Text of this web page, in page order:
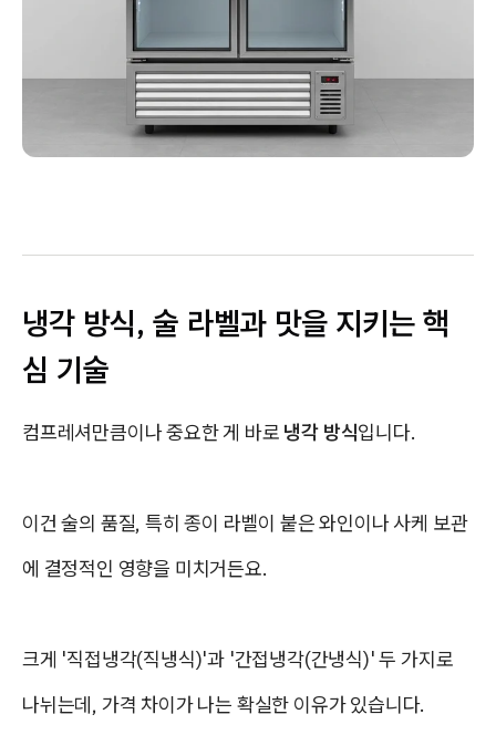
냉각 방식, 술 라벨과 맛을 지키는 핵
심 기술
컴프레셔만큼이나 중요한 게 바로 냉각 방식입니다.
이건 술의 품질, 특히 종이 라벨이 붙은 와인이나 사케 보관
에 결정적인 영향을 미치거든요.
크게 '직접냉각(직냉식)'과 '간접냉각(간냉식)' 두 가지로
나뉘는데, 가격 차이가 나는 확실한 이유가 있습니다.